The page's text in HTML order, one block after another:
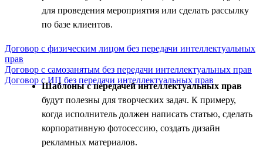
для проведения мероприятия или сделать рассылку
по базе клиентов.
Договор с физическим лицом без передачи интеллектуальных
прав
Договор с самозанятым без передачи интеллектуальных прав
Договор с ИП без передачи интеллектуальных прав
Шаблоны с передачей интеллектуальных прав
будут полезны для творческих задач. К примеру,
когда исполнитель должен написать статью, сделать
корпоративную фотосессию, создать дизайн
рекламных материалов.